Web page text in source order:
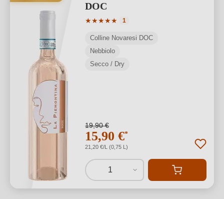
DOC
★★★★★
Valutazione media di 5 su 5 stelle
1
Colline Novaresi DOC
Nebbiolo
Secco / Dry
19,90 €
15,90 €*
21,20 €/L (0,75 L)
1